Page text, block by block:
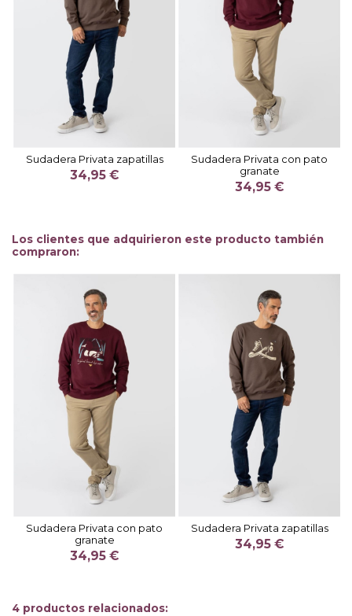
Sudadera Privata zapatillas
34,95 €
Sudadera Privata con pato
granate
34,95 €
Los clientes que adquirieron este producto también
compraron:
Sudadera Privata con pato
granate
34,95 €
Sudadera Privata zapatillas
34,95 €
4 productos relacionados: